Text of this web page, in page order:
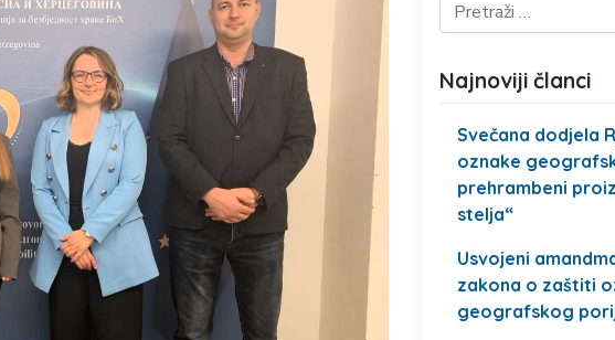
Najnoviji članci
Svečana dodjela
oznake
prehrambeni
stelja“
Usvojeni
zakona o zaštiti
geografskog